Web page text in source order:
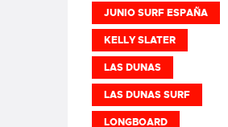
JUNIO SURF ESPAÑA
KELLY SLATER
LAS DUNAS
LAS DUNAS SURF
LONGBOARD